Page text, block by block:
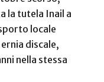
la tutela Inail a
locale
discale,
nella stessa